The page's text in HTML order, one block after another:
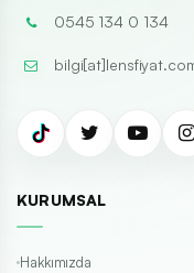
0545 134 0 134
KURUMSAL
Hakkımızda